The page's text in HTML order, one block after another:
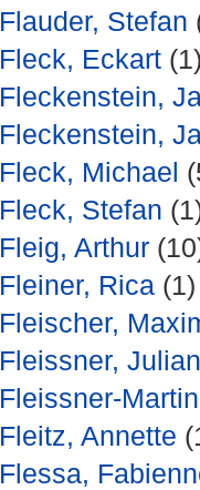
Flauder, Stefan
Fleck, Eckart
Fleckenstein,
Fleckenstein,
Fleck, Michael
Fleck, Stefan
Fleig, Arthur
Fleiner, Rica (1)
Fleischer,
Fleissner,
Fleissner-
Fleitz, Annette
Flessa,